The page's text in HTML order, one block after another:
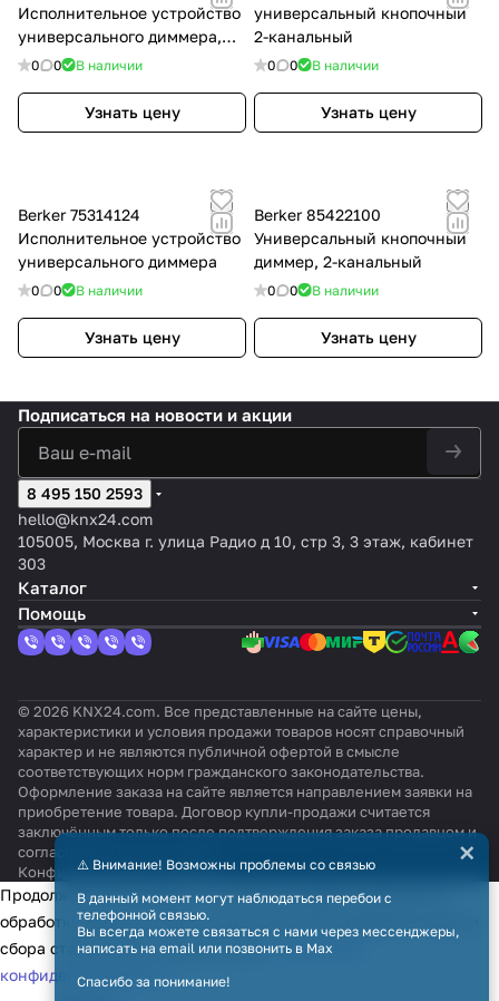
Исполнительное устройство
универсального диммера,
радиошина KNX
0 0 В наличии
Узнать цену
универсальный кнопочный
2-канальный
0 0 В наличии
Узнать цену
Berker 75314124
Исполнительное устройство
универсального диммера
0 0 В наличии
Узнать цену
Berker 85422100
Универсальный кнопочный
диммер, 2-канальный
0 0 В наличии
Узнать цену
Подписаться на новости и акции
8 495 150 2593
hello@knx24.com
105005, Москва г. улица Радио д 10, стр 3, 3 этаж, кабинет
303
Каталог
Помощь
© 2026 KNX24.com. Все представленные на сайте цены,
характеристики и условия продажи товаров носят справочный
характер и не являются публичной офертой в смысле
соответствующих норм гражданского законодательства.
Оформление заказа на сайте является направлением заявки на
приобретение товара. Договор купли-продажи считается
заключённым только после подтверждения заказа продавцом и
согласования всех условий.
КонфиденциальностьОферта
⚠️ Внимание! Возможны проблемы со связью
В данный момент могут наблюдаться перебои с
телефонной связью.
Вы всегда можете связаться с нами через мессенджеры,
написать на email или позвонить в Max
Спасибо за понимание!
×
Продолжая использовать наш сайт, вы даёте согласие на
обработку файлов cookie в целях функционирования сайта и
сбора статистики в соответствии сполитикой
конфиденциальности